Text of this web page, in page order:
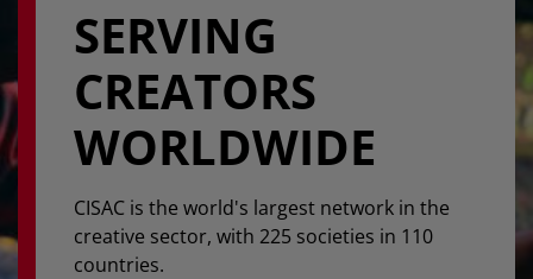
SERVING
CREATORS
WORLDWIDE
CISAC is the world's largest network in the
creative sector, with 225 societies in 110
countries.